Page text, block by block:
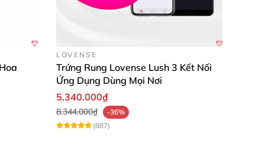
LOVENSE
Trứng Rung Lovense Lush 3 Kết Nối
Ứng Dụng Dùng Mọi Nơi
5.340.000₫
8.344.000₫
-36%
(887)